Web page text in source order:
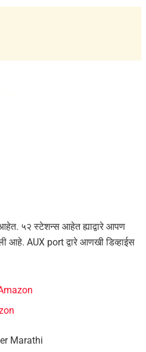
५२ स्टेशन्स आहेत ह्याद्वारे आपण
आहे. AUX port द्वारे आणखी डिव्हाईस
Marathi